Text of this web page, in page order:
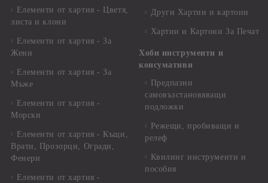
Елементи от хартия - Цветя,
листа и клони
Елементи от хартия - За
Жени
Елементи от хартия - За
Мъже
Елементи от хартия -
Морски
Елементи от хартия - Къщи,
Врати, Прозорци, Огради,
Фенери
Елементи от хартия -
Други Хартии и картони
Хартии и Картони За Печат
Хоби инструменти и
консумативи
Предпазни
самовъзстановяващи
подложки
Режещи, пробиващи и
релеф
Квилинг инструменти и
пособия